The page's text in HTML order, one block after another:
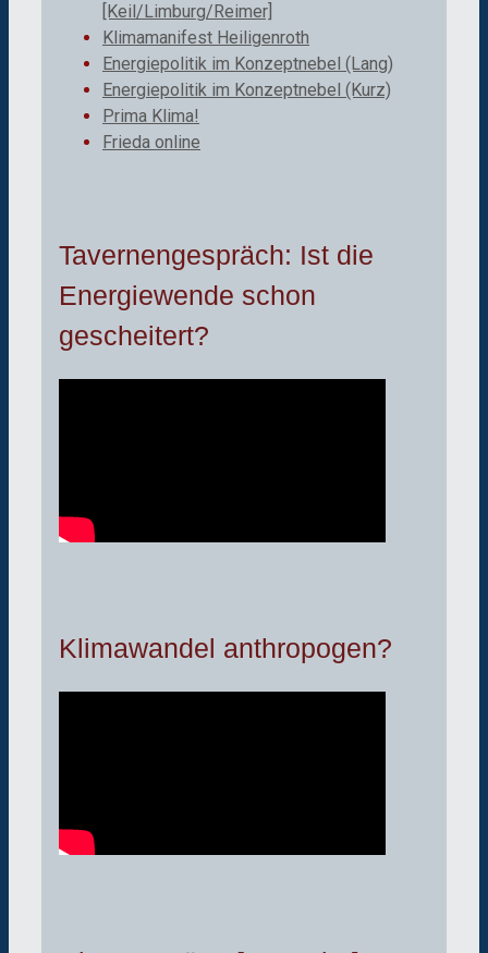
[Keil/Limburg/Reimer]
Klimamanifest Heiligenroth
Energiepolitik im Konzeptnebel (Lang)
Energiepolitik im Konzeptnebel (Kurz)
Prima Klima!
Frieda online
Tavernengespräch: Ist die
Energiewende schon
gescheitert?
Klimawandel anthropogen?